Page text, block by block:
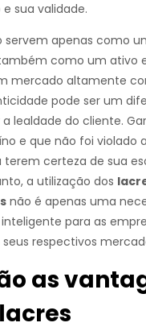
sua validade.
servem apenas como
como um ativo
mercado altamente
pode ser um
lealdade do cliente.
e que não foi violado
terem certeza de sua
a utilização dos
não é apenas uma
para as
respectivos
as